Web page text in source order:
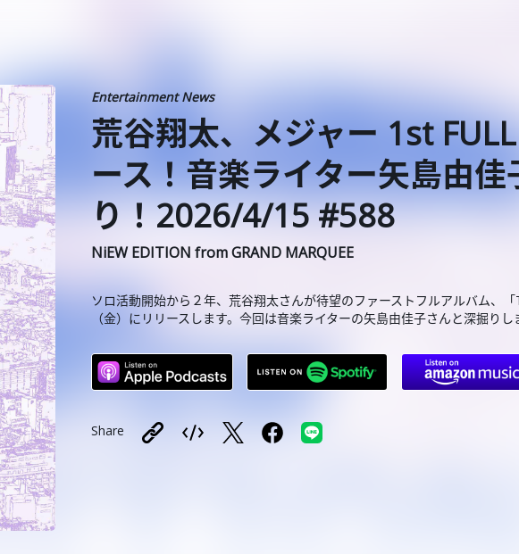
Entertainment News
荒谷翔太、メジャー 1st
ース！音楽ライター矢島由
り！2026/4/15 #588
NiEW EDITION from GRAND MARQUEE
ソロ活動開始から２年、荒谷翔太さんが待望のファーストフルアルバム、
（金）にリリースします。今回は音楽ライターの矢島由佳子さんと深掘り
Share